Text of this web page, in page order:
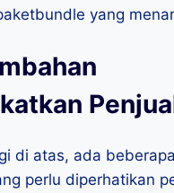
yang
di atas, ada
perlu diperhatikan